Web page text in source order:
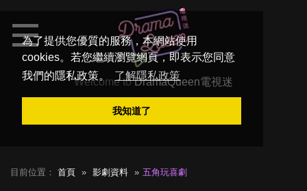
為了提供您優質的服務，本網站使用
cookies。若您繼續瀏覽網頁，即表示您同意
我們的隱私政策。
了解隱私政策
我知道了
Welcome toDramaQueen電視迷
目前位置： 首頁 影劇資料 五角玩喜劇